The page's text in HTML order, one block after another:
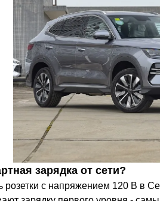
зарядка от сети?
розетки с напряжением 120 В в